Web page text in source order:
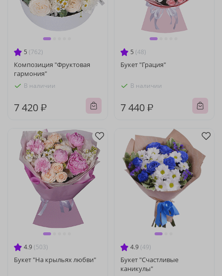
5 (762)
Композиция "Фруктовая
гармония"
В наличии
7 420 ₽
5 (48)
Букет "Грация"
В наличии
7 440 ₽
4.9 (503)
Букет "На крыльях любви"
4.9 (49)
Букет "Счастливые
каникулы"